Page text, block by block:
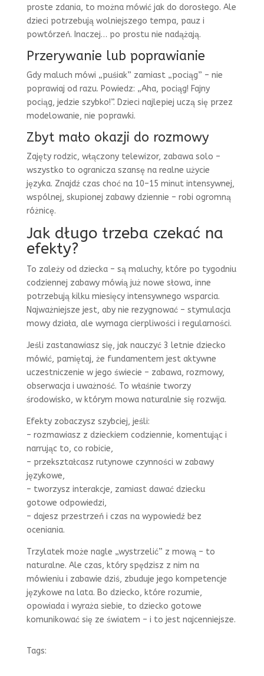
proste zdania, to można mówić jak do dorosłego. Ale
dzieci potrzebują wolniejszego tempa, pauz i
powtórzeń. Inaczej… po prostu nie nadążają.
Przerywanie lub poprawianie
Gdy maluch mówi „puśiak” zamiast „pociąg” – nie
poprawiaj od razu. Powiedz: „Aha, pociąg! Fajny
pociąg, jedzie szybko!”. Dzieci najlepiej uczą się przez
modelowanie, nie poprawki.
Zbyt mało okazji do rozmowy
Zajęty rodzic, włączony telewizor, zabawa solo –
wszystko to ogranicza szansę na realne użycie
języka. Znajdź czas choć na 10–15 minut intensywnej,
wspólnej, skupionej zabawy dziennie – robi ogromną
różnicę.
Jak długo trzeba czekać na
efekty?
To zależy od dziecka – są maluchy, które po tygodniu
codziennej zabawy mówią już nowe słowa, inne
potrzebują kilku miesięcy intensywnego wsparcia.
Najważniejsze jest, aby nie rezygnować – stymulacja
mowy działa, ale wymaga cierpliwości i regularności.
Jeśli zastanawiasz się, jak nauczyć 3 letnie dziecko
mówić, pamiętaj, że fundamentem jest aktywne
uczestniczenie w jego świecie – zabawa, rozmowy,
obserwacja i uważność. To właśnie tworzy
środowisko, w którym mowa naturalnie się rozwija.
Efekty zobaczysz szybciej, jeśli:
– rozmawiasz z dzieckiem codziennie, komentując i
narrując to, co robicie,
– przekształcasz rutynowe czynności w zabawy
językowe,
– tworzysz interakcje, zamiast dawać dziecku
gotowe odpowiedzi,
– dajesz przestrzeń i czas na wypowiedź bez
oceniania.
Trzylatek może nagle „wystrzelić” z mową – to
naturalne. Ale czas, który spędzisz z nim na
mówieniu i zabawie dziś, zbuduje jego kompetencje
językowe na lata. Bo dziecko, które rozumie,
opowiada i wyraża siebie, to dziecko gotowe
komunikować się ze światem – i to jest najcenniejsze.
Tags: